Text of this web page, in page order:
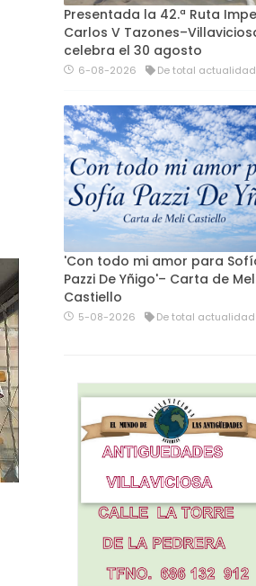
Presentada la 42.ª Ruta
Carlos V
celebra el 30 agosto
6-08-2026 De total actualidad
'Con todo mi amor para
Pazzi De Yñigo'– Carta de
Castiello
5-08-2026 De total actualidad